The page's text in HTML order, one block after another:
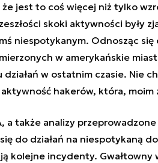
jest to coś więcej niż tylko
skoki aktywności były
niespotykanym. Odnosząc
w amerykańskie
w ostatnim czasie. Nie
hakerów, która, moim
a także analizy
do działań na niespotykaną
kolejne incydenty.